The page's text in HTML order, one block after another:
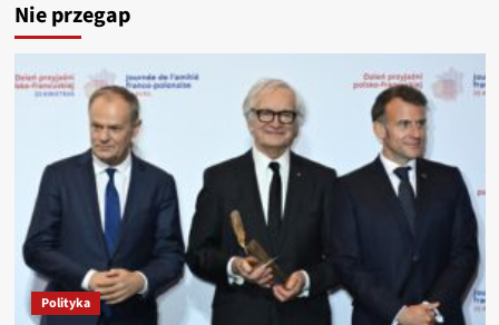
Nie przegap
Polityka